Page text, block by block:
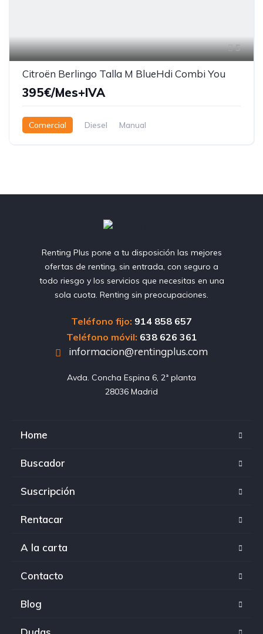
5
Citroën Berlingo Talla M BlueHdi Combi You
395€/Mes+IVA
Comercial Diesel Manual
Renting Plus pone a tu disposición las mejores
ofertas de renting, sin entrada, con seguro a
todo riesgo y los servicios que necesitas en una
sola cuota. Renting sin preocupaciones.
Teléfono fijo: 914 858 657
Teléfono móvil: 638 626 361
informacion@rentingplus.com
Avda. Concha Espina 6, 2ª planta
28036 Madrid
Home
Buscador
Suscripción
Rentacar
A la carta
Contacto
Blog